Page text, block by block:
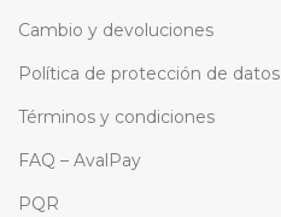
Cambio y devoluciones
Política de protección de datos
Términos y condiciones
FAQ – AvalPay
PQR